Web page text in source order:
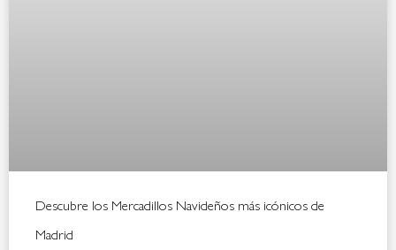
Descubre los Mercadillos Navideños más icónicos de
Madrid